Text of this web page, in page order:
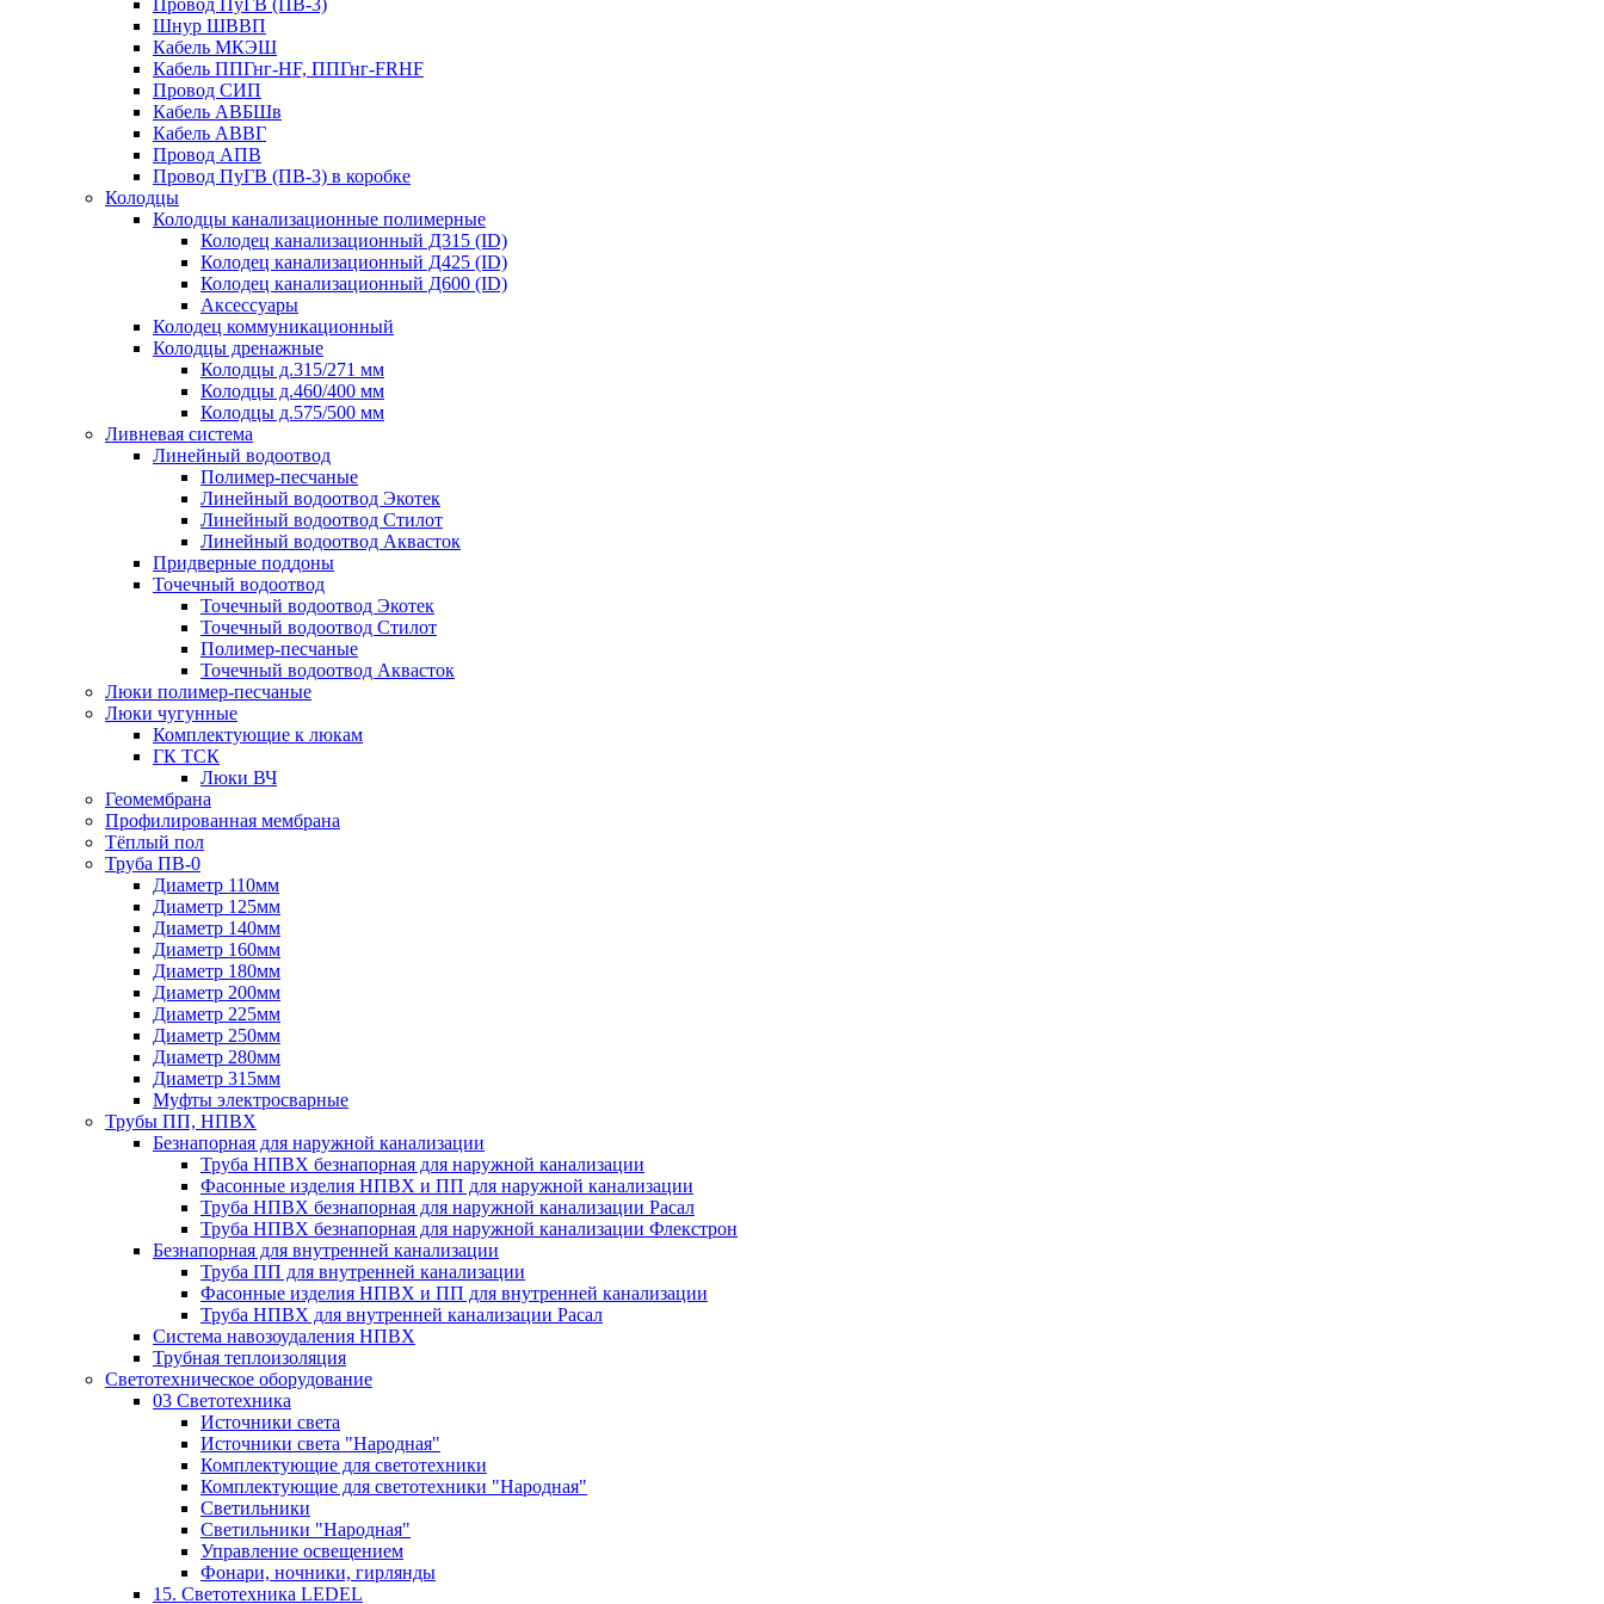
Шнур ШВВП
Кабель МКЭШ
Кабель ППГнг-HF, ППГнг-FRHF
Провод СИП
Кабель АВБШв
Кабель АВВГ
Провод АПВ
Провод ПуГВ (ПВ-3) в коробке
Колодцы
Колодцы канализационные полимерные
Колодец канализационный Д315 (ID)
Колодец канализационный Д425 (ID)
Колодец канализационный Д600 (ID)
Аксессуары
Колодец коммуникационный
Колодцы дренажные
Колодцы д.315/271 мм
Колодцы д.460/400 мм
Колодцы д.575/500 мм
Ливневая система
Линейный водоотвод
Полимер-песчаные
Линейный водоотвод Экотек
Линейный водоотвод Стилот
Линейный водоотвод Аквасток
Придверные поддоны
Точечный водоотвод
Точечный водоотвод Экотек
Точечный водоотвод Стилот
Полимер-песчаные
Точечный водоотвод Аквасток
Люки полимер-песчаные
Люки чугунные
Комплектующие к люкам
ГК ТСК
Люки ВЧ
Геомембрана
Профилированная мембрана
Тёплый пол
Труба ПВ-0
Диаметр 110мм
Диаметр 125мм
Диаметр 140мм
Диаметр 160мм
Диаметр 180мм
Диаметр 200мм
Диаметр 225мм
Диаметр 250мм
Диаметр 280мм
Диаметр 315мм
Муфты электросварные
Трубы ПП, НПВХ
Безнапорная для наружной канализации
Труба НПВХ безнапорная для наружной канализации
Фасонные изделия НПВХ и ПП для наружной канализации
Труба НПВХ безнапорная для наружной канализации Расал
Труба НПВХ безнапорная для наружной канализации Флекстрон
Безнапорная для внутренней канализации
Труба ПП для внутренней канализации
Фасонные изделия НПВХ и ПП для внутренней канализации
Труба НПВХ для внутренней канализации Расал
Система навозоудаления НПВХ
Трубная теплоизоляция
Светотехническое оборудование
03 Светотехника
Источники света
Источники света "Народная"
Комплектующие для светотехники
Комплектующие для светотехники "Народная"
Светильники
Светильники "Народная"
Управление освещением
Фонари, ночники, гирлянды
15. Светотехника LEDEL